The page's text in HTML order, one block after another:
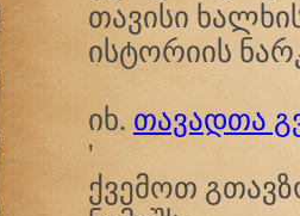
თავისი
ისტორიის
იხ. თავადთა
'
ქვემოთ